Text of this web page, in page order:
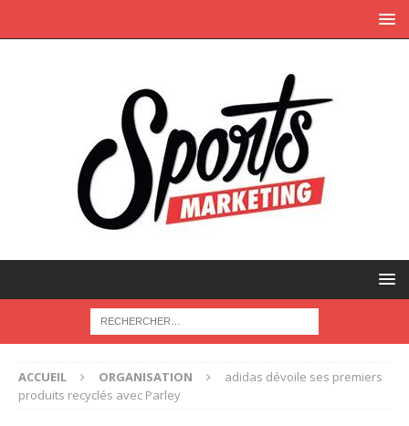
ACCUEIL ORGANISATION
adidas dévoile ses premiers
produits recyclés avec Parley